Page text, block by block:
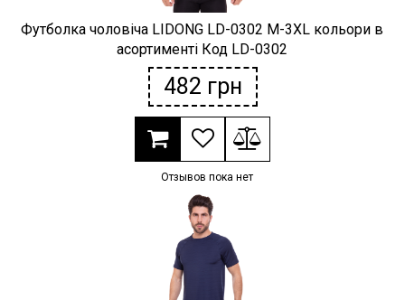
Футболка чоловіча LIDONG LD-0302 M-3XL кольори в
асортименті Код LD-0302
482 грн
Отзывов пока нет